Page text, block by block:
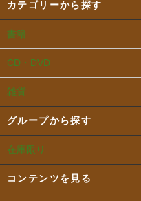
カテゴリーから探す
書籍
CD・DVD
雑貨
グループから探す
在庫限り
コンテンツを見る